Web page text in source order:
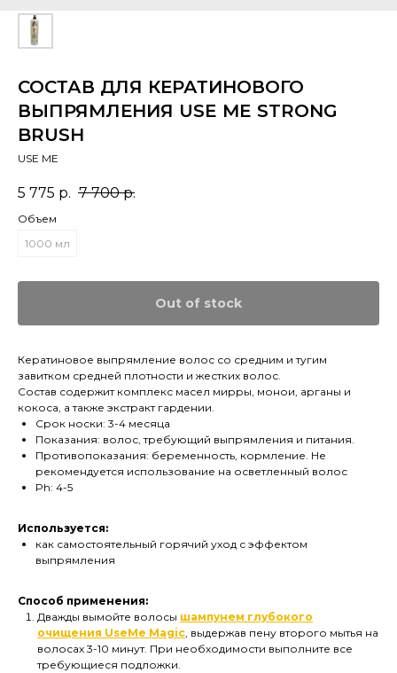
СОСТАВ ДЛЯ КЕРАТИНОВОГО
ВЫПРЯМЛЕНИЯ USE ME STRONG
BRUSH
USE ME
5 775 р. 7 700 р.
Объем
1000 мл
Out of stock
Кератиновое выпрямление волос со средним и тугим
завитком средней плотности и жестких волос.
Состав содержит комплекс масел мирры, монои, арганы и
кокоса, а также экстракт гардении.
Срок носки: 3-4 месяца
Показания: волос, требующий выпрямления и питания.
Противопоказания: беременность, кормление. Не
рекомендуется использование на осветленный волос
Ph: 4-5
Используется:
как самостоятельный горячий уход с эффектом
выпрямления
Способ применения:
Дважды вымойте волосы шампунем глубокого
очищения UseMe Magic, выдержав пену второго мытья на
волосах 3-10 минут. При необходимости выполните все
требующиеся подложки.